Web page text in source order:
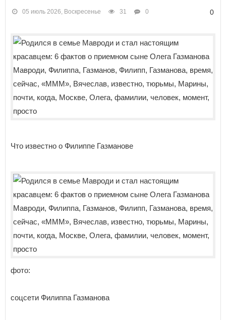
05 июль 2026, Воскресенье 31 0 0
Что известно о Филиппе Газманове
фото:
соцсети Филиппа Газманова